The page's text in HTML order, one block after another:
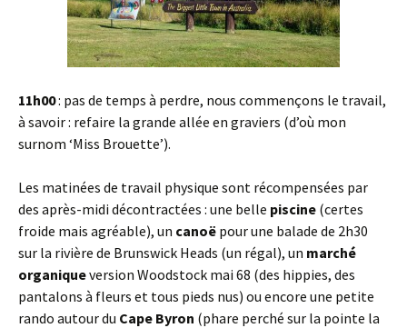
11h00: pas de temps à perdre, nous commençons le travail,
à savoir : refaire la grande allée en graviers (d’où mon
surnom ‘Miss Brouette’).
Les matinées de travail physique sont récompensées par
des après-midi décontractées : une belle piscine (certes
froide mais agréable), un canoë pour une balade de 2h30
sur la rivière de Brunswick Heads (un régal), un marché
organiqueversion Woodstock mai 68 (des hippies, des
pantalons à fleurs et tous pieds nus) ou encore une petite
rando autour du Cape Byron (phare perché sur la pointe la